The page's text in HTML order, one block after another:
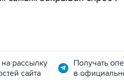
рассылку
сайта
Получать
в